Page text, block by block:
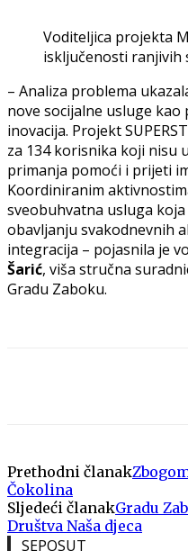
Voditeljica projekta
isključenosti ranjivih
– Analiza problema
nove socijalne usluge
inovacija. Projekt
za 134 korisnika koji nisu
primanja pomoći i prijeti
Koordiniranim
sveobuhvatna usluga
obavljanju svakodnevnih
integracija – pojasnila je
Šarić, viša stručna
Gradu Zaboku.
Prethodni članak
Čokolina
Sljedeći članakGradu
Društva Naša djeca
SEPOSUT